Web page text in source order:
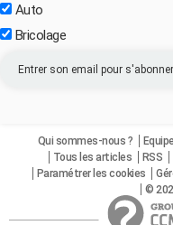
Auto
Bricolage
Qui sommes-nous ? Equipe
Tous les articles
RSS
Paramétrer les cookies
©